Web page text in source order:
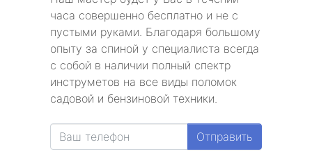
часа совершенно бесплатно и не с
пустыми руками. Благодаря большому
опыту за спиной у специалиста всегда
с собой в наличии полный спектр
инструметов на все виды поломок
садовой и бензиновой техники.
Отправить